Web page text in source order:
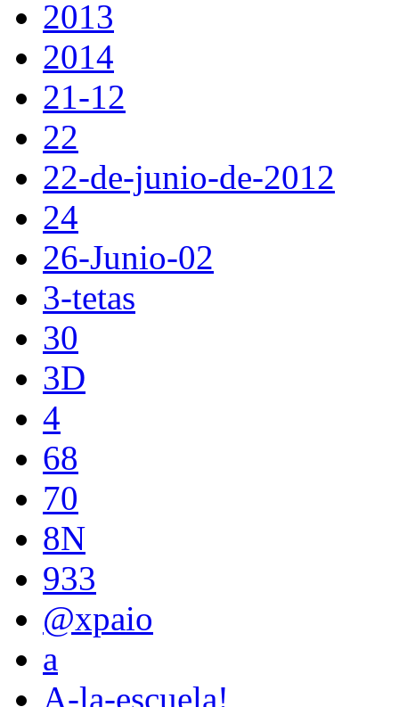
2013
2014
21-12
22
22-de-junio-de-2012
24
26-Junio-02
3-tetas
30
3D
4
68
70
8N
933
@xpaio
a
A-la-escuela!